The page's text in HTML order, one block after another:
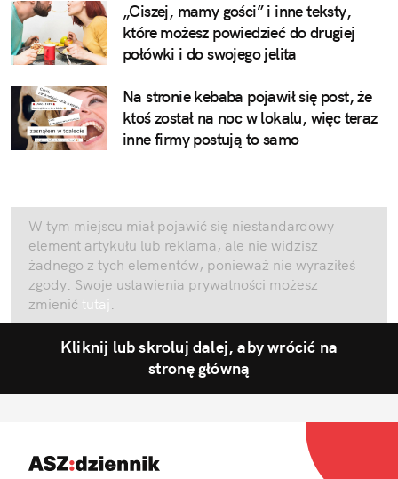
„Ciszej, mamy gości” i inne teksty,
które możesz powiedzieć do drugiej
połówki i do swojego jelita
Na stronie kebaba pojawił się post, że
ktoś został na noc w lokalu, więc teraz
inne firmy postują to samo
W tym miejscu miał pojawić się niestandardowy
element artykułu lub reklama, ale nie widzisz
żadnego z tych elementów, ponieważ nie wyraziłeś
zgody. Swoje ustawienia prywatności możesz
zmienić tutaj .
Kliknij lub skroluj dalej, aby wrócić na
stronę główną